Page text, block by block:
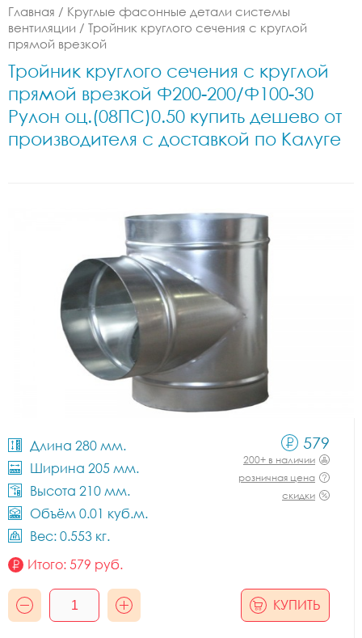
Главная / Круглые фасонные детали системы
вентиляции / Тройник круглого сечения с круглой
прямой врезкой
Тройник круглого сечения с круглой
прямой врезкой Ф200-200/Ф100-30
Рулон оц.(08ПС)0.50 купить дешево от
производителя с доставкой по Калуге
Длина 280 мм.
Ширина 205 мм.
Высота 210 мм.
Объём 0.01 куб.м.
Вес: 0.553 кг.
579
200+ в наличии
розничная цена
скидки
Итого: 579 руб.
КУПИТЬ